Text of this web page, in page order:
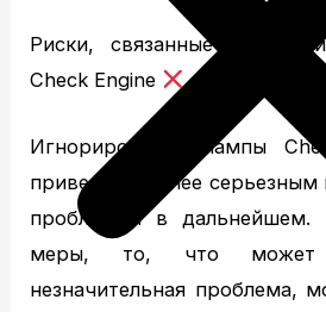
Риски, связанные с
Check Engine
Игнорирование лампы
привести к более
проблемам в дальнейшем.
меры, то, что может
незначительная проблема,